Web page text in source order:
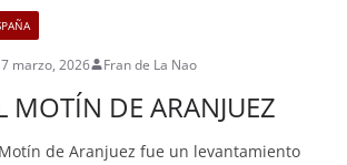
marzo, 2026 Fran de La Nao
MOTÍN DE ARANJUEZ
de Aranjuez fue un levantamiento